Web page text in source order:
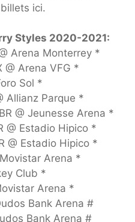
ici.
Styles 2020-2021:
Arena Monterrey *
@ Arena VFG *
Sol *
Allianz Parque *
@ Jeunesse Arena *
@ Estadio Hipico *
@ Estadio Hipico *
Arena *
Club *
Arena *
Bank Arena #
Bank Arena #